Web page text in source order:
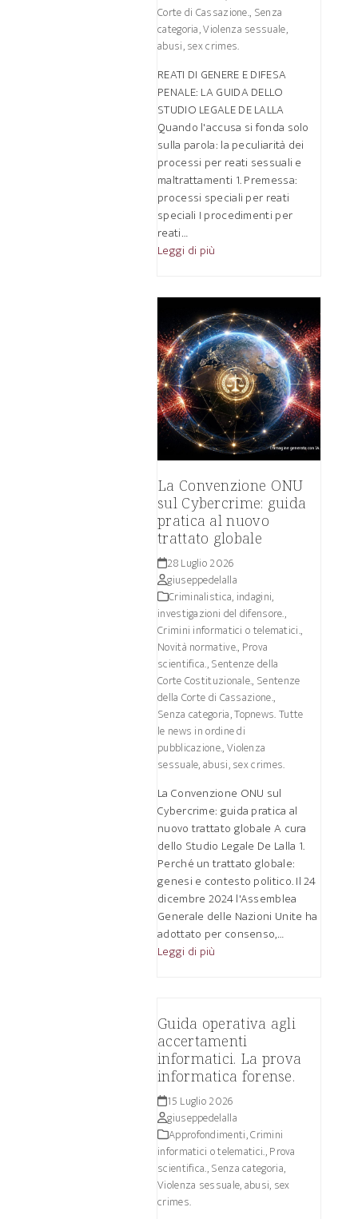
Corte di Cassazione., Senza
categoria,Violenza sessuale,
abusi, sex crimes.
REATI DI GENERE E DIFESA
PENALE: LA GUIDA DELLO
STUDIO LEGALE DE LALLA
Quando l'accusa si fonda solo
sulla parola: la peculiarità dei
processi per reati sessuali e
maltrattamenti 1. Premessa:
processi speciali per reati
speciali I procedimenti per
reati…
Leggi di più
La Convenzione ONU
sul Cybercrime: guida
pratica al nuovo
trattato globale
28 Luglio 2026
giuseppedelalla
Criminalistica, indagini,
investigazioni del difensore.,
Crimini informatici o telematici.,
Novità normative., Prova
scientifica.,Sentenze della
Corte Costituzionale., Sentenze
della Corte di Cassazione.,
Senza categoria,Topnews. Tutte
le news in ordine di
pubblicazione.,Violenza
sessuale, abusi, sex crimes.
La Convenzione ONU sul
Cybercrime: guida pratica al
nuovo trattato globale A cura
dello Studio Legale De Lalla 1.
Perché un trattato globale:
genesi e contesto politico. Il 24
dicembre 2024 l'Assemblea
Generale delle Nazioni Unite ha
adottato per consenso,…
Leggi di più
Guida operativa agli
accertamenti
informatici. La prova
informatica forense.
15 Luglio 2026
giuseppedelalla
Approfondimenti,Crimini
informatici o telematici.,Prova
scientifica.,Senza categoria,
Violenza sessuale, abusi, sex
crimes.